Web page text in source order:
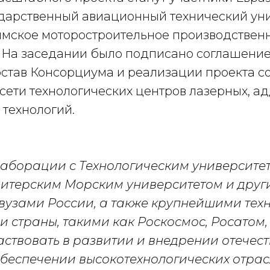
авиационный технический
моторостроительное
заседании было подписано
Консорциума и реализации проекта
технологических центров лазерных,
с Технологическим
Морским университетом и
России, а также крупнейшими
страны, такими как Роскосмос,
в развитии и внедрении
высокотехнологических